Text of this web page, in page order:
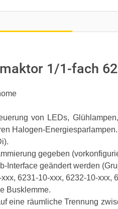
1/1-fach
von LEDs,
Halogen-Energiesparlampen.
gegeben
Interface geändert werden
6231-10-xxx, 6232-10-xxx,
Busklemme.
eine räumliche Trennung